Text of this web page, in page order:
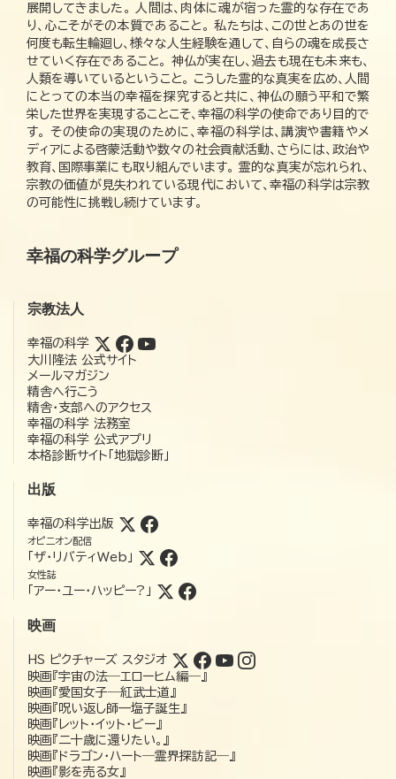
展開してきました。 人間は、肉体に魂が宿った霊的な存在であ
り、心こそがその本質であること。 私たちは、この世とあの世を
何度も転生輪廻し、様々な人生経験を通して、自らの魂を成長さ
せていく存在であること。 神仏が実在し、過去も現在も未来も、
人類を導いているということ。 こうした霊的な真実を広め、人間
にとっての本当の幸福を探究すると共に、神仏の願う平和で繁
栄した世界を実現することこそ、幸福の科学の使命であり目的で
す。 その使命の実現のために、幸福の科学は、講演や書籍やメ
ディアによる啓蒙活動や数々の社会貢献活動、さらには、政治や
教育、国際事業にも取り組んでいます。 霊的な真実が忘れられ、
宗教の価値が見失われている現代において、幸福の科学は宗教
の可能性に挑戦し続けています。
幸福の科学グループ
宗教法人
幸福の科学
大川隆法 公式サイト
メールマガジン
精舎へ行こう
精舎・支部へのアクセス
幸福の科学 法務室
幸福の科学 公式アプリ
本格診断サイト「地獄診断」
出版
幸福の科学出版
オピニオン配信
「ザ・リバティWeb」
女性誌
「アー・ユー・ハッピー?」
映画
HS ピクチャーズ スタジオ
映画『宇宙の法―エローヒム編―』
映画『愛国女子―紅武士道』
映画『呪い返し師—塩子誕生』
映画『レット・イット・ビー』
映画『二十歳に還りたい。』
映画『ドラゴン・ハート―霊界探訪記―』
映画『影を売る女』